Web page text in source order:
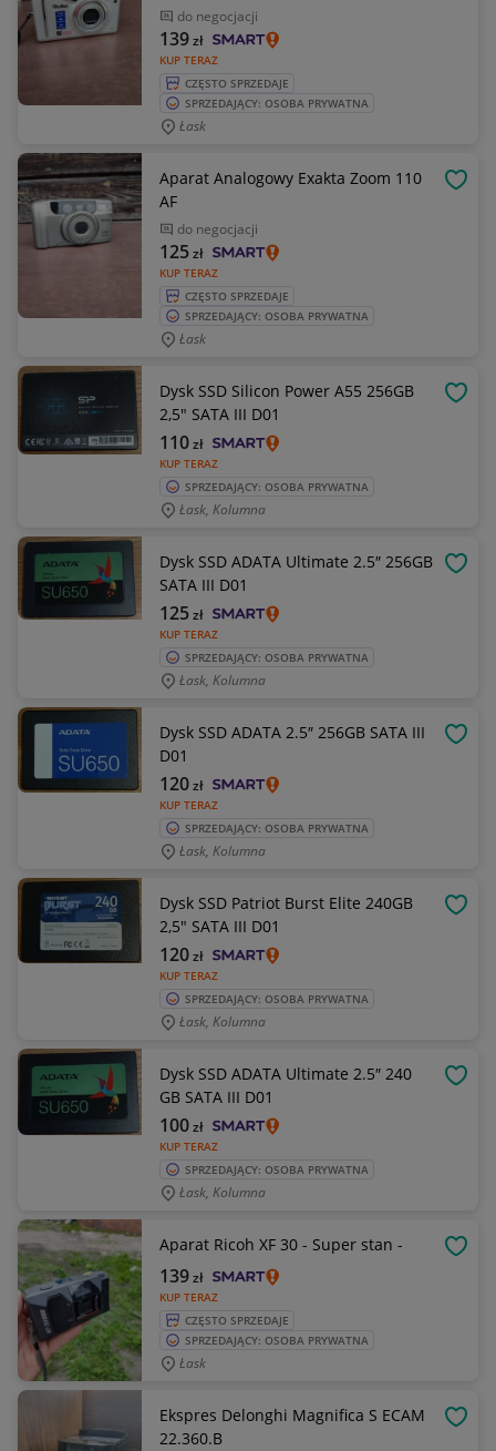
do negocjacji
KUP TERAZ
139zł
CZĘSTO SPRZEDAJE
SPRZEDAJĄCY: OSOBA PRYWATNA
Łask
Aparat Analogowy Exakta Zoom 110
AF
do negocjacji
KUP TERAZ
125zł
CZĘSTO SPRZEDAJE
SPRZEDAJĄCY: OSOBA PRYWATNA
Łask
Dysk SSD Silicon Power A55 256GB
2,5" SATA III D01
KUP TERAZ
110zł
SPRZEDAJĄCY: OSOBA PRYWATNA
Łask, Kolumna
Dysk SSD ADATA Ultimate 2.5″ 256GB
SATA III D01
KUP TERAZ
125zł
SPRZEDAJĄCY: OSOBA PRYWATNA
Łask, Kolumna
Dysk SSD ADATA 2.5″ 256GB SATA III
D01
KUP TERAZ
120zł
SPRZEDAJĄCY: OSOBA PRYWATNA
Łask, Kolumna
Dysk SSD Patriot Burst Elite 240GB
2,5" SATA III D01
KUP TERAZ
120zł
SPRZEDAJĄCY: OSOBA PRYWATNA
Łask, Kolumna
Dysk SSD ADATA Ultimate 2.5″ 240
GB SATA III D01
KUP TERAZ
100zł
SPRZEDAJĄCY: OSOBA PRYWATNA
Łask, Kolumna
Aparat Ricoh XF 30 - Super stan -
KUP TERAZ
139zł
CZĘSTO SPRZEDAJE
SPRZEDAJĄCY: OSOBA PRYWATNA
Łask
Ekspres Delonghi Magnifica S ECAM
22.360.B